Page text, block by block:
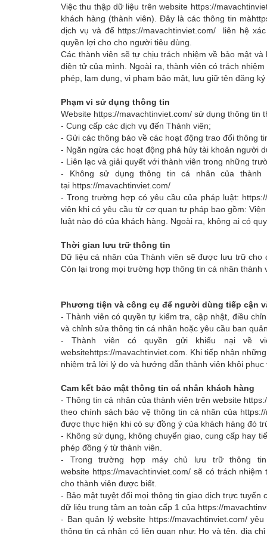
Việc thu thập dữ liệu trên website https://
khách hàng (thành viên). Đây là các thông tin mà
dịch vụ và để https://mavachtinviet.com/ liên hệ xác
quyền lợi cho cho người tiêu dùng.
Các thành viên sẽ tự chịu trách nhiệm về bảo mật
điện tử của mình. Ngoài ra, thành viên có trách
phép, lạm dụng, vi phạm bảo mật, lưu giữ tên đăng
Phạm vi sử dụng thông tin
Website https://mavachtinviet.com/ sử dụng thông tin
- Cung cấp các dịch vụ đến Thành viên;
- Gửi các thông báo về các hoạt động trao đổi thông
- Ngăn ngừa các hoạt động phá hủy tài khoản người
- Liên lạc và giải quyết với thành viên trong những
- Không sử dụng thông tin cá nhân của
tại https://mavachtinviet.com/
- Trong trường hợp có yêu cầu của pháp luật:
viên khi có yêu cầu từ cơ quan tư pháp bao gồm:
luật nào đó của khách hàng. Ngoài ra, không ai có
Thời gian lưu trữ thông tin
Dữ liệu cá nhân của Thành viên sẽ được lưu trữ
Còn lại trong mọi trường hợp thông tin cá nhân
Phương tiện và công cụ để người dùng tiếp cận
- Thành viên có quyền tự kiểm tra, cập nhật, điều
và chỉnh sửa thông tin cá nhân hoặc yêu cầu ban
- Thành viên có quyền gửi khiếu nại về
websitehttps://mavachtinviet.com . Khi tiếp nhận
nhiệm trả lời lý do và hướng dẫn thành viên khôi
Cam kết bảo mật thông tin cá nhân khách hàng
- Thông tin cá nhân của thành viên trên website
theo chính sách bảo vệ thông tin cá nhân của
được thực hiện khi có sự đồng ý của khách hàng đó
- Không sử dụng, không chuyển giao, cung cấp hay
phép đồng ý từ thành viên.
- Trong trường hợp máy chủ lưu trữ thông
website https://mavachtinviet.com/sẽ có trách nhiệm
cho thành viên được biết.
- Bảo mật tuyệt đối mọi thông tin giao dịch trực
dữ liệu trung tâm an toàn cấp 1 của https://
- Ban quản lý website https://mavachtinviet.com/yêu
thông tin cá nhân có liên quan như: Họ và tên, địa